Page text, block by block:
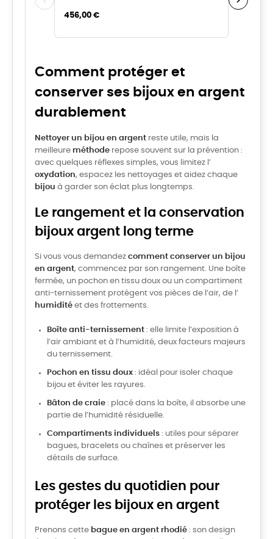
456,00 €
Comment protéger et
conserver ses bijoux en argent
durablement
Nettoyer un bijou en argent reste utile, mais la
meilleure méthode repose souvent sur la prévention :
avec quelques réflexes simples, vous limitez l’
oxydation, espacez les nettoyages et aidez chaque
bijou à garder son éclat plus longtemps.
Le rangement et la conservation
bijoux argent long terme
Si vous vous demandez comment conserver un bijou
en argent, commencez par son rangement. Une boîte
fermée, un pochon en tissu doux ou un compartiment
anti-ternissement protègent vos pièces de l’air, de l’
humidité et des frottements.
Boîte anti-ternissement : elle limite l’exposition à
l’air ambiant et à l’humidité, deux facteurs majeurs
du ternissement.
Pochon en tissu doux : idéal pour isoler chaque
bijou et éviter les rayures.
Bâton de craie : placé dans la boîte, il absorbe une
partie de l’humidité résiduelle.
Compartiments individuels : utiles pour séparer
bagues, bracelets ou chaînes et préserver les
détails de surface.
Les gestes du quotidien pour
protéger les bijoux en argent
Prenons cette bague en argent rhodié : son design